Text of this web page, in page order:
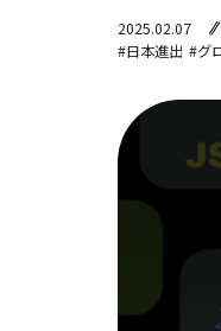
2025.02.07
#日本進出 #グ